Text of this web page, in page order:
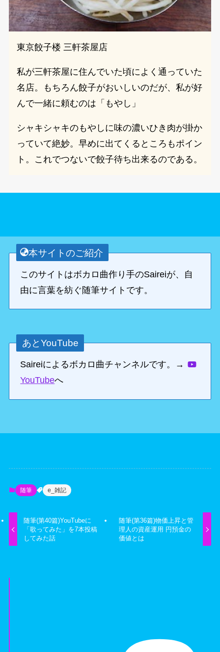
東京餃子楼 三軒茶屋店
私が三軒茶屋に住んでいた頃によく通っていた
名店。もちろん餃子がおいしいのだが、私が好
んで一緒に頼むのは「もやし」
シャキシャキのもやしに味の濃いひき肉が掛か
っていて絶妙。早めに出てくるところもポイン
ト。これでつないで餃子待ち出来るのである。
本サイトのご紹介
このサイトはボカロ曲作り手のSaireiが、自
由に言葉を紡ぐ随筆サイトです。
あとYouTube
Saireiによるボカロ曲チャンネルです。→
YouTubeへ
随筆 e_雑記
随筆(第40篇)YouTubeに
「歌ってみた」を7本投稿
してみた話
随筆(第36篇)物価上昇と管
理人の資産運用 円預金の
価値とは